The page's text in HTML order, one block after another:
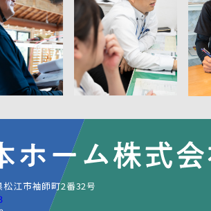
江市袖師町2番32号